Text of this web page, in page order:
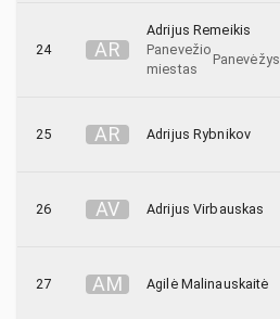
24 AR
Adrijus Remeikis
Panevežio
miestas
Panevėžys
25 AR Adrijus Rybnikov
26 AV Adrijus Virbauskas
27 AM Agilė Malinauskaitė